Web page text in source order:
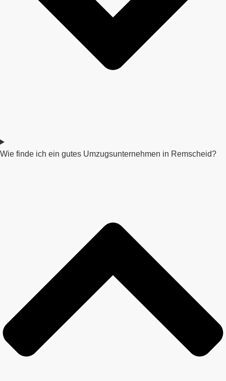
Wie finde ich ein gutes Umzugsunternehmen in Remscheid?